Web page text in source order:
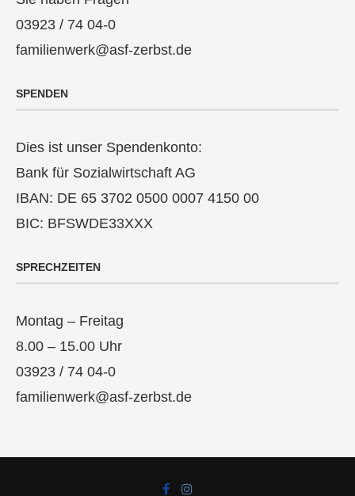
03923 / 74 04-0
familienwerk@asf-zerbst.de
SPENDEN
Dies ist unser Spendenkonto:
Bank für Sozialwirtschaft AG
IBAN: DE 65 3702 0500 0007 4150 00
BIC: BFSWDE33XXX
SPRECHZEITEN
Montag – Freitag
8.00 – 15.00 Uhr
03923 / 74 04-0
familienwerk@asf-zerbst.de